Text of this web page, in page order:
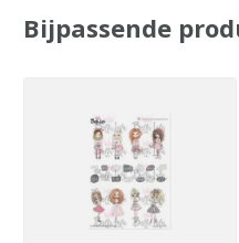
Bijpassende